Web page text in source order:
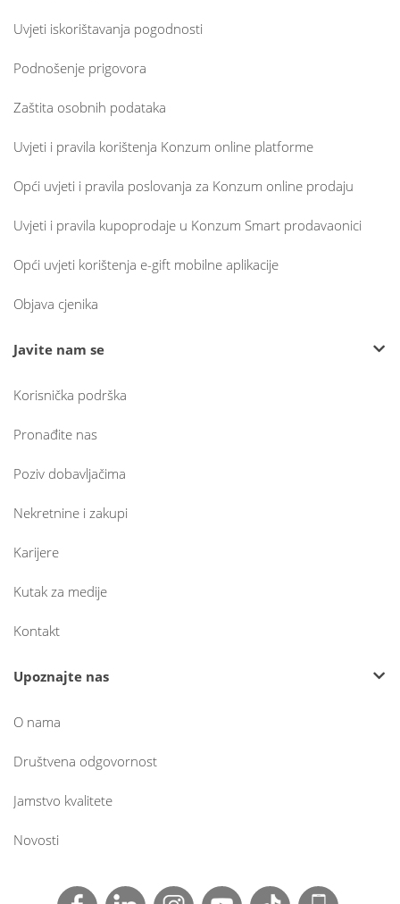
Uvjeti iskorištavanja pogodnosti
Podnošenje prigovora
Zaštita osobnih podataka
Uvjeti i pravila korištenja Konzum online platforme
Opći uvjeti i pravila poslovanja za Konzum online prodaju
Uvjeti i pravila kupoprodaje u Konzum Smart prodavaonici
Opći uvjeti korištenja e-gift mobilne aplikacije
Objava cjenika
Javite nam se
Korisnička podrška
Pronađite nas
Poziv dobavljačima
Nekretnine i zakupi
Karijere
Kutak za medije
Kontakt
Upoznajte nas
O nama
Društvena odgovornost
Jamstvo kvalitete
Novosti